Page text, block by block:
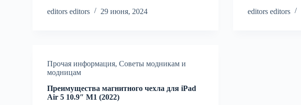
editors editors 29 июня, 2024 editors editors
Прочая информация,Советы модникам и
модницам
Преимущества магнитного чехла для iPad
Air 5 10.9″ M1 (2022)